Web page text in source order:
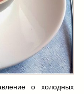
о холодных